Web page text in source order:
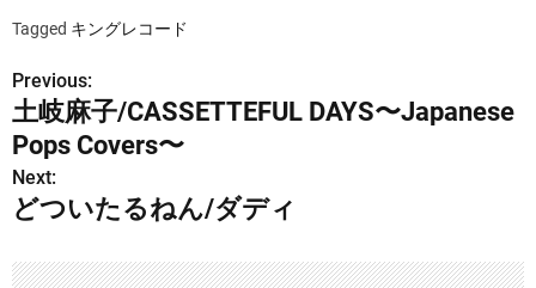
Tagged キングレコード
投
稿
ナ
ビ
ゲ
Previous:
土岐麻子/CASSETTEFUL DAYS〜Japanese
Pops Covers〜
Next:
どついたるねん/ダディ